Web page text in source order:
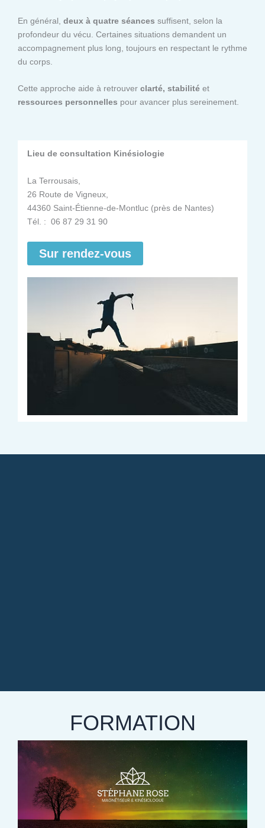
En général, deux à quatre séances suffisent, selon la
profondeur du vécu. Certaines situations demandent un
accompagnement plus long, toujours en respectant le rythme
du corps.
Cette approche aide à retrouver clarté, stabilité et
ressources personnelles pour avancer plus sereinement.
Lieu de consultation Kinésiologie
La Terrousais,
26 Route de Vigneux,
44360 Saint-Étienne-de-Montluc (près de Nantes)
Tél. : 06 87 29 31 90
Sur rendez-vous
FORMATION